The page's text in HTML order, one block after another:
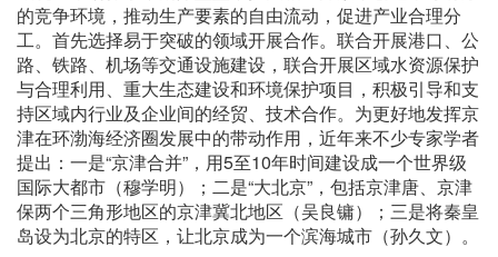
的竞争环境，推动生产要素的自由流动，促进产业合理分
工。首先选择易于突破的领域开展合作。联合开展港口、公
路、铁路、机场等交通设施建设，联合开展区域水资源保护
与合理利用、重大生态建设和环境保护项目，积极引导和支
持区域内行业及企业间的经贸、技术合作。为更好地发挥京
津在环渤海经济圈发展中的带动作用，近年来不少专家学者
提出：一是“京津合并”，用5至10年时间建设成一个世界级
国际大都市（穆学明）；二是“大北京”，包括京津唐、京津
保两个三角形地区的京津冀北地区（吴良镛）；三是将秦皇
岛设为北京的特区，让北京成为一个滨海城市（孙久文）。